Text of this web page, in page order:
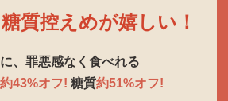
質控えめが嬉しい！
、罪悪感なく食べれる
約43%オフ! 糖質約51%オフ!